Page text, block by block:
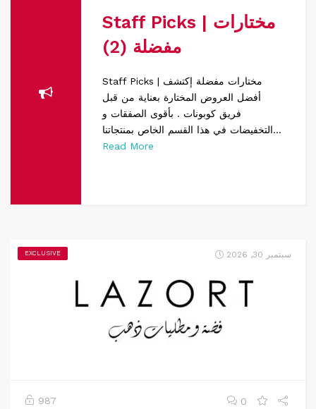
Staff Picks | مختارات
مفضلة (2)
Staff Picks | مختارات مفضلة إكتشف
أفضل العروض المختارة بعناية من قبل
فريق كوبونات . بأقوى الصفقات و
التخفيضات في هذا القسم الخاص بمنتجاتنا...
Read More
EXCLUSIVE سبتمبر 30, 2026
987 0